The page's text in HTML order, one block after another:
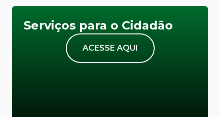
Serviços para o Cidadão
ACESSE AQUI